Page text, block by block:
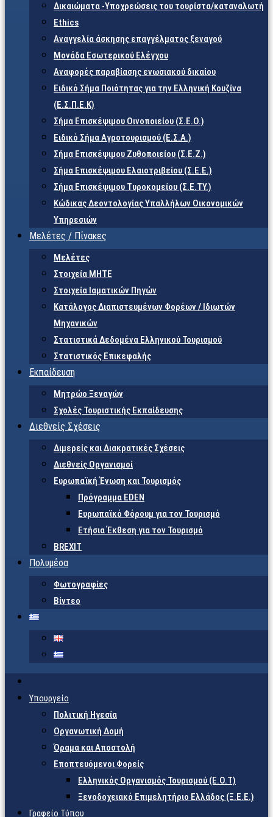
Δικαιώματα -Υποχρεώσεις του τουρίστα/καταναλωτή
Ethics
Αναγγελία άσκησης επαγγέλματος ξεναγού
Μονάδα Εσωτερικού Ελέγχου
Αναφορές παραβίασης ενωσιακού δικαίου
Ειδικό Σήμα Ποιότητας για την Ελληνική Κουζίνα
(Ε.Σ.Π.Ε.Κ)
Σήμα Επισκέψιμου Οινοποιείου (Σ.Ε.Ο.)
Ειδικό Σήμα Αγροτουρισμού (Ε.Σ.Α.)
Σήμα Επισκέψιμου Ζυθοποιείου (Σ.Ε.Ζ.)
Σήμα Επισκέψιμου Ελαιοτριβείου (Σ.Ε.Ε.)
Σήμα Επισκέψιμου Τυροκομείου (Σ.Ε.TY.)
Κώδικας Δεοντολογίας Υπαλλήλων Οικονομικών
Υπηρεσιών
Μελέτες / Πίνακες
Μελέτες
Στοιχεία ΜΗΤΕ
Στοιχεία Ιαματικών Πηγών
Κατάλογος Διαπιστευμένων Φορέων / Ιδιωτών
Μηχανικών
Στατιστικά Δεδομένα Ελληνικού Τουρισμού
Στατιστικός Επικεφαλής
Εκπαίδευση
Μητρώο Ξεναγών
Σχολές Τουριστικής Εκπαίδευσης
Διεθνείς Σχέσεις
Διμερείς και Διακρατικές Σχέσεις
Διεθνείς Οργανισμοί
Ευρωπαϊκή Ένωση και Τουρισμός
Πρόγραμμα EDEN
Ευρωπαϊκό Φόρουμ για τον Τουρισμό
Ετήσια Έκθεση για τον Τουρισμό
BREXIT
Πολυμέσα
Φωτογραφίες
Βίντεο
Υπουργείο
Πολιτική Ηγεσία
Οργανωτική Δομή
Όραμα και Αποστολή
Εποπτευόμενοι Φορείς
Eλληνικός Οργανισμός Τουρισμού (Ε.Ο.Τ)
Ξενοδοχειακό Επιμελητήριο Ελλάδος (Ξ.Ε.Ε.)
Γραφείο Τύπου